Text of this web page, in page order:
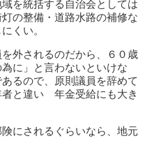
を統括する自治会としては
の整備・道路水路の補修な
くい。
外されるのだから、６０歳
に」と言わないといけな
るので、原則議員を辞めて
者と違い 年金受給にも大き
にされるぐらいなら、地元